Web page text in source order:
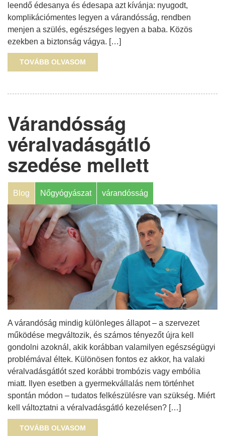
leendő édesanya és édesapa azt kívánja: nyugodt,
komplikációmentes legyen a várandósság, rendben
menjen a szülés, egészséges legyen a baba. Közös
ezekben a biztonság vágya. […]
TOVÁBB OLVASOM
Várandósság
véralvadásgátló
szedése mellett
Blog Nőgyógyászat várandósság
A várandóság mindig különleges állapot – a szervezet
működése megváltozik, és számos tényezőt újra kell
gondolni azoknál, akik korábban valamilyen egészségügyi
problémával éltek. Különösen fontos ez akkor, ha valaki
véralvadásgátlót szed korábbi trombózis vagy embólia
miatt. Ilyen esetben a gyermekvállalás nem történhet
spontán módon – tudatos felkészülésre van szükség. Miért
kell változtatni a véralvadásgátló kezelésen? […]
TOVÁBB OLVASOM